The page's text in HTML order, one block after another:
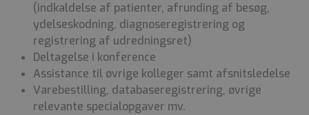
(indkaldelse af patienter, afrunding af besøg,
ydelseskodning, diagnoseregistrering og
registrering af udredningsret)
Deltagelse i konference
Assistance til øvrige kolleger samt afsnitsledelse
Varebestilling, databaseregistrering, øvrige
relevante specialopgaver mv.